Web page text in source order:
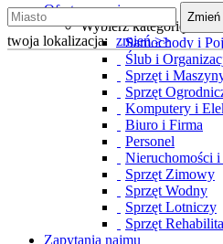
Zmień
twoja lokalizacja: zmień >>
Oferty wynajmu
Wybierz kategorię
Samochody i
Ślub i
Sprzęt i
Sprzęt
Komputery i
Biuro i Firma
Personel
Nieruchomości
Sprzęt Zimowy
Sprzęt Wodny
Sprzęt Lotniczy
Sprzęt
Zapytania najmu